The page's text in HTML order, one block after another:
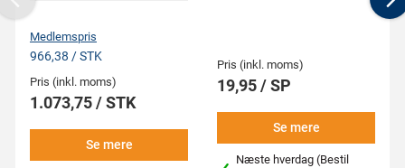
Medlemspris
966,38 / STK
Pris (inkl. moms)
1.073,75 / STK
Se mere
Pris (inkl. moms)
19,95 / SP
Se mere
Næste hverdag (Bestil
Previous